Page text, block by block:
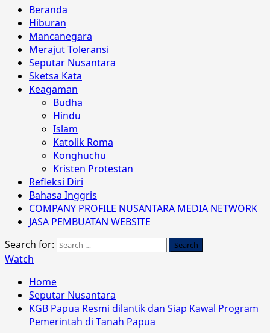
Beranda
Hiburan
Mancanegara
Merajut Toleransi
Seputar Nusantara
Sketsa Kata
Keagaman
Budha
Hindu
Islam
Katolik Roma
Konghuchu
Kristen Protestan
Refleksi Diri
Bahasa Inggris
COMPANY PROFILE NUSANTARA MEDIA NETWORK
JASA PEMBUATAN WEBSITE
Search for:
Watch
Home
Seputar Nusantara
KGB Papua Resmi dilantik dan Siap Kawal Program
Pemerintah di Tanah Papua